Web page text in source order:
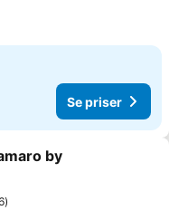
Se priser
i favoritter
by